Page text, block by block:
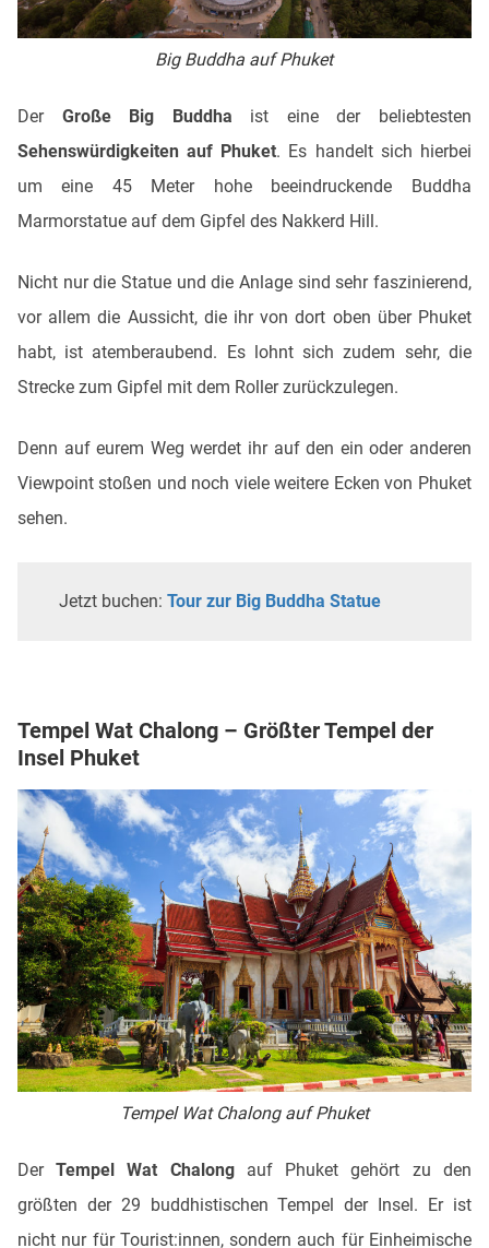
Big Buddha auf Phuket
Der Große Big Buddha ist eine der beliebtesten
Sehenswürdigkeiten auf Phuket. Es handelt sich hierbei
um eine 45 Meter hohe beeindruckende Buddha
Marmorstatue auf dem Gipfel des Nakkerd Hill.
Nicht nur die Statue und die Anlage sind sehr faszinierend,
vor allem die Aussicht, die ihr von dort oben über Phuket
habt, ist atemberaubend. Es lohnt sich zudem sehr, die
Strecke zum Gipfel mit dem Roller zurückzulegen.
Denn auf eurem Weg werdet ihr auf den ein oder anderen
Viewpoint stoßen und noch viele weitere Ecken von Phuket
sehen.
Jetzt buchen: Tour zur Big Buddha Statue
Tempel Wat Chalong – Größter Tempel der
Insel Phuket
Tempel Wat Chalong auf Phuket
DerTempel Wat Chalongauf Phuket gehört zu den
größten der 29 buddhistischen Tempel der Insel. Er ist
nicht nur für Tourist:innen, sondern auch für Einheimische